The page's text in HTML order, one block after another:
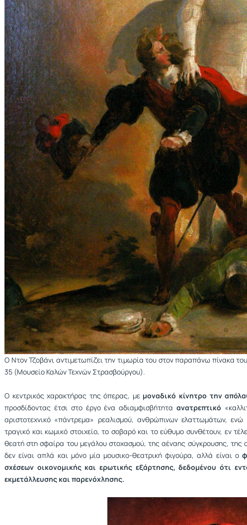
Ο Ντον Τζοβάνι αντιμετωπίζει την τιμωρία του στον παραπάνω πίνακα
35 (Μουσείο Καλών Τεχνών Στρασβούργου).
Ο κεντρικός χαρακτήρας της όπερας, με μοναδικό κίνητρο την
προσδίδοντας έτσι στο έργο ένα αδιαμφισβήτητα ανατρεπτικό
αριστοτεχνικό «πάντρεμα» ρεαλισμού, ανθρώπινων ελαττωμάτων, ενώ
τραγικό και κωμικό στοιχείο, το σοβαρό και το εύθυμο συνθέτουν, εν
θεατή στη σφαίρα του μεγάλου στοχασμού, της αέναης σύγκρουσης, της
δεν είναι απλά και μόνο μία μουσικο-θεατρική φιγούρα, αλλά είναι ο
σχέσεων οικονομικής και ερωτικής εξάρτησης, δεδομένου ότι
εκμετάλλευσης και παρενόχλησης.